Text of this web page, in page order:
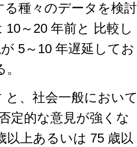
種々のデータを検討
～20 年前と 比較し
5～10 年遅延してお
、社会一般において
定的な意見が強くな
以上あるいは 75 歳以